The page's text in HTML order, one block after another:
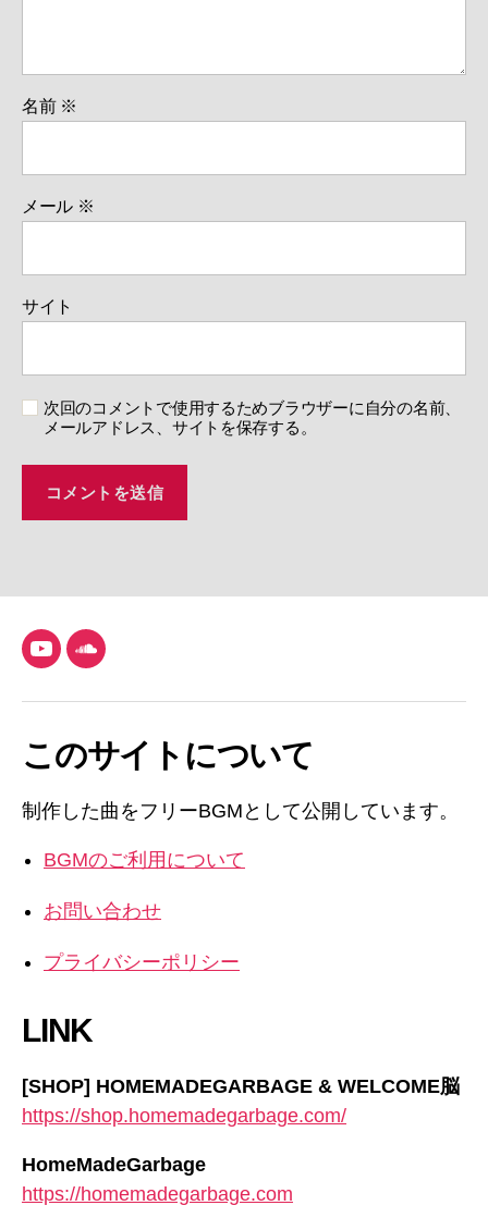
名前 ※
メール ※
サイト
次回のコメントで使用するためブラウザーに自分の名前、
メールアドレス、サイトを保存する。
YouTubeSoundCloud
このサイトについて
制作した曲をフリーBGMとして公開しています。
BGMのご利用について
お問い合わせ
プライバシーポリシー
LINK
[SHOP] HOMEMADEGARBAGE & WELCOME脳
https://shop.homemadegarbage.com/
HomeMadeGarbage
https://homemadegarbage.com